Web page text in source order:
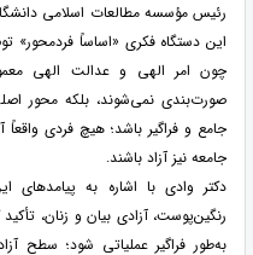
رئیس مؤسسه مطالعات اسلامی دانشگاه
این دستگاه فکری «اساساً فردمحور»
چون امر الهی و عدالت الهی
صورت‌بندی نمی‌شوند، بلکه محور
جامع و فراگیر باشد؛ هیچ فردی
جامعه نیز آزاد باشند.
دکتر وادی با اشاره به پیامدهای
رنگین‌پوست، آزادی بیان و زنان،
به‌طور فراگیر عملیاتی شود؛ سطح